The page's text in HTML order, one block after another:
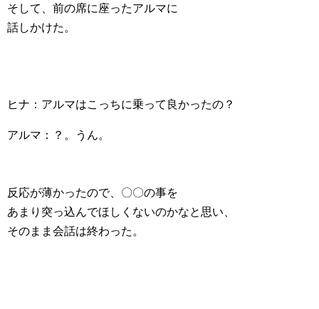
そして、前の席に座ったアルマに
話しかけた。
ヒナ：アルマはこっちに乗って良かったの？
アルマ：？。うん。
反応が薄かったので、〇〇の事を
あまり突っ込んでほしくないのかなと思い、
そのまま会話は終わった。